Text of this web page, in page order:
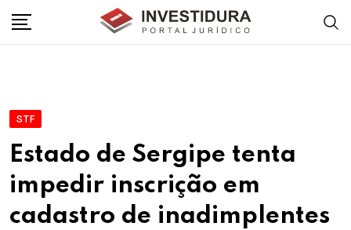
STF
Estado de Sergipe tenta
impedir inscrição em
cadastro de inadimplentes